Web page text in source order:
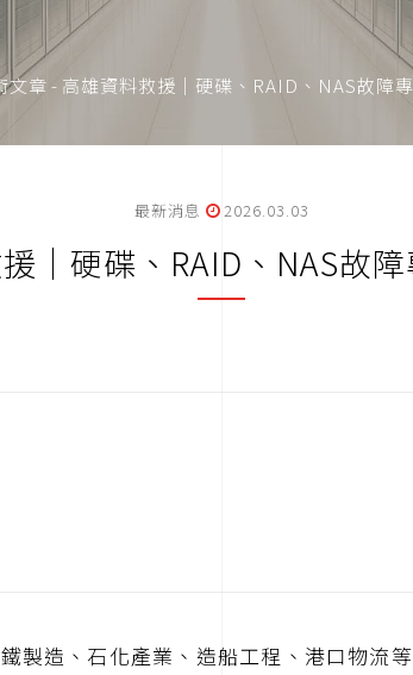
文章- 高雄資料救援｜硬碟、RAID、NAS故障
最新消息 2026.03.03
｜硬碟、RAID、NAS故
製造、石化產業、造船工程、港口物流